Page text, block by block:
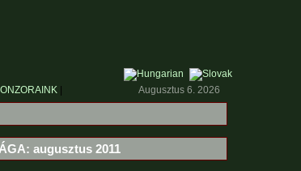
Augusztus 6. 2026
augusztus 2011